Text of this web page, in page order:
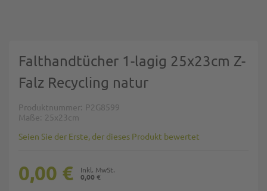
Falthandtücher 1-lagig 25x23cm Z-
Falz Recycling natur
Produktnummer P2G8599
Maße
25x23cm
Seien Sie der Erste, der dieses Produkt bewertet
0,00 €
0,00 €